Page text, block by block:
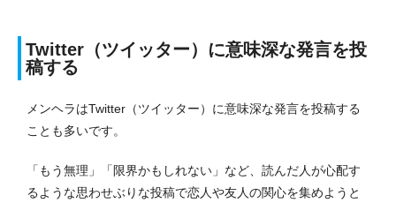
Twitter（ツイッター）に意味深な発言を投
稿する
メンヘラはTwitter（ツイッター）に意味深な発言を投稿する
ことも多いです。
「もう無理」「限界かもしれない」など、読んだ人が心配す
るような思わせぶりな投稿で恋人や友人の関心を集めようと